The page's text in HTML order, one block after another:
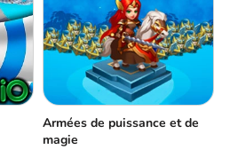
Armées de puissance et de
magie